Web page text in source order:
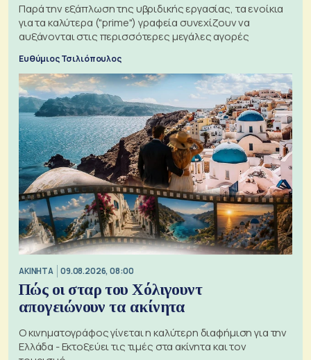
Παρά την εξάπλωση της υβριδικής εργασίας, τα ενοίκια
για τα καλύτερα ("prime") γραφεία συνεχίζουν να
αυξάνονται στις περισσότερες μεγάλες αγορές
Ευθύμιος Τσιλιόπουλος
ΑΚΙΝΗΤΑ 09.08.2026, 08:00
Πώς οι σταρ του Χόλιγουντ
απογειώνουν τα ακίνητα
Ο κινηματογράφος γίνεται η καλύτερη διαφήμιση για την
Ελλάδα - Εκτοξεύει τις τιμές στα ακίνητα και τον